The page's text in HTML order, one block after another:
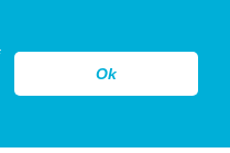
Ok
hollow kontakt